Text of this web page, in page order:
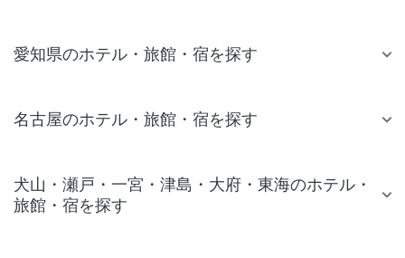
愛知県のホテル・旅館・宿を探す
名古屋のホテル・旅館・宿を探す
犬山・瀬戸・一宮・津島・大府・東海のホテル・
旅館・宿を探す